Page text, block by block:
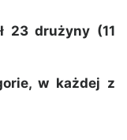
23 drużyny (11
w każdej z